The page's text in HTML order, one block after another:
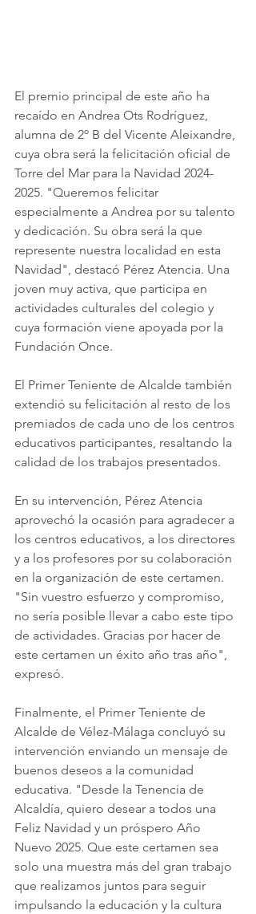
El premio principal de este año ha
recaído en Andrea Ots Rodríguez,
alumna de 2º B del Vicente Aleixandre,
cuya obra será la felicitación oficial de
Torre del Mar para la Navidad 2024-
2025. "Queremos felicitar
especialmente a Andrea por su talento
y dedicación. Su obra será la que
represente nuestra localidad en esta
Navidad", destacó Pérez Atencia. Una
joven muy activa, que participa en
actividades culturales del colegio y
cuya formación viene apoyada por la
Fundación Once.
El Primer Teniente de Alcalde también
extendió su felicitación al resto de los
premiados de cada uno de los centros
educativos participantes, resaltando la
calidad de los trabajos presentados.
En su intervención, Pérez Atencia
aprovechó la ocasión para agradecer a
los centros educativos, a los directores
y a los profesores por su colaboración
en la organización de este certamen.
"Sin vuestro esfuerzo y compromiso,
no sería posible llevar a cabo este tipo
de actividades. Gracias por hacer de
este certamen un éxito año tras año",
expresó.
Finalmente, el Primer Teniente de
Alcalde de Vélez-Málaga concluyó su
intervención enviando un mensaje de
buenos deseos a la comunidad
educativa. "Desde la Tenencia de
Alcaldía, quiero desear a todos una
Feliz Navidad y un próspero Año
Nuevo 2025. Que este certamen sea
solo una muestra más del gran trabajo
que realizamos juntos para seguir
impulsando la educación y la cultura